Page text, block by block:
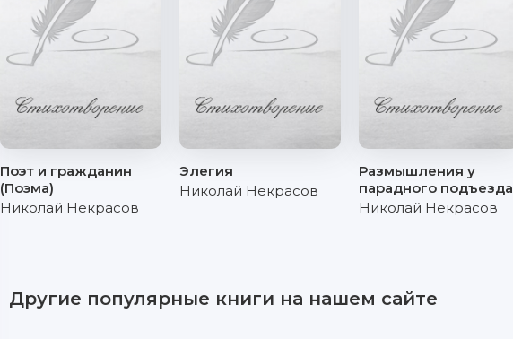
Поэт и гражданин
(Поэма)
Николай Некрасов
Элегия
Николай Некрасов
Размышления у
парадного подъезда
Николай Некрасов
Другие популярные книги на нашем сайте